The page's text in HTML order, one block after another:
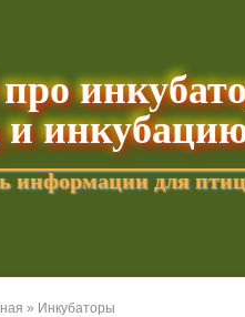
и
информации для
» Инкубаторы